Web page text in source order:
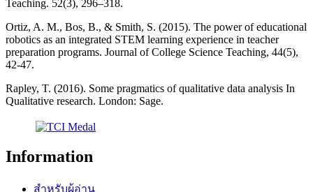
Teaching. 52(3), 296–318.
Ortiz, A. M., Bos, B., & Smith, S. (2015). The power of educational
robotics as an integrated STEM learning experience in teacher
preparation programs. Journal of College Science Teaching, 44(5),
42-47.
Rapley, T. (2016). Some pragmatics of qualitative data analysis In
Qualitative research. London: Sage.
Information
สำหรับผู้อ่าน